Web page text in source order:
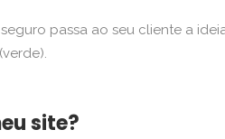
passa ao seu cliente a
site?